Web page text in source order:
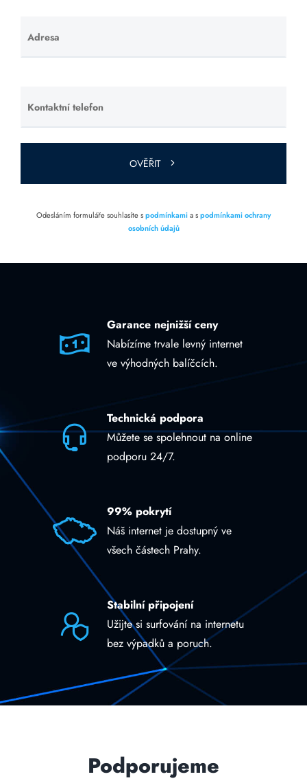
Adresa
Ponechte
toto pole
Kontaktní telefon
Ponechte
toto pole
prázdné.
OVĚŘIT
Odesláním formuláře souhlasíte spodmínkamia spodmínkami ochrany
osobních údajů
Garance nejnižší ceny
Nabízíme trvale levný internet
ve výhodných balíčcích.
Technická podpora
Můžete se spolehnout na online
podporu 24/7.
99% pokrytí
Náš internet je dostupný ve
všech částech Prahy.
Stabilní připojení
Užijte si surfování na internetu
bez výpadků a poruch.
Podporujeme